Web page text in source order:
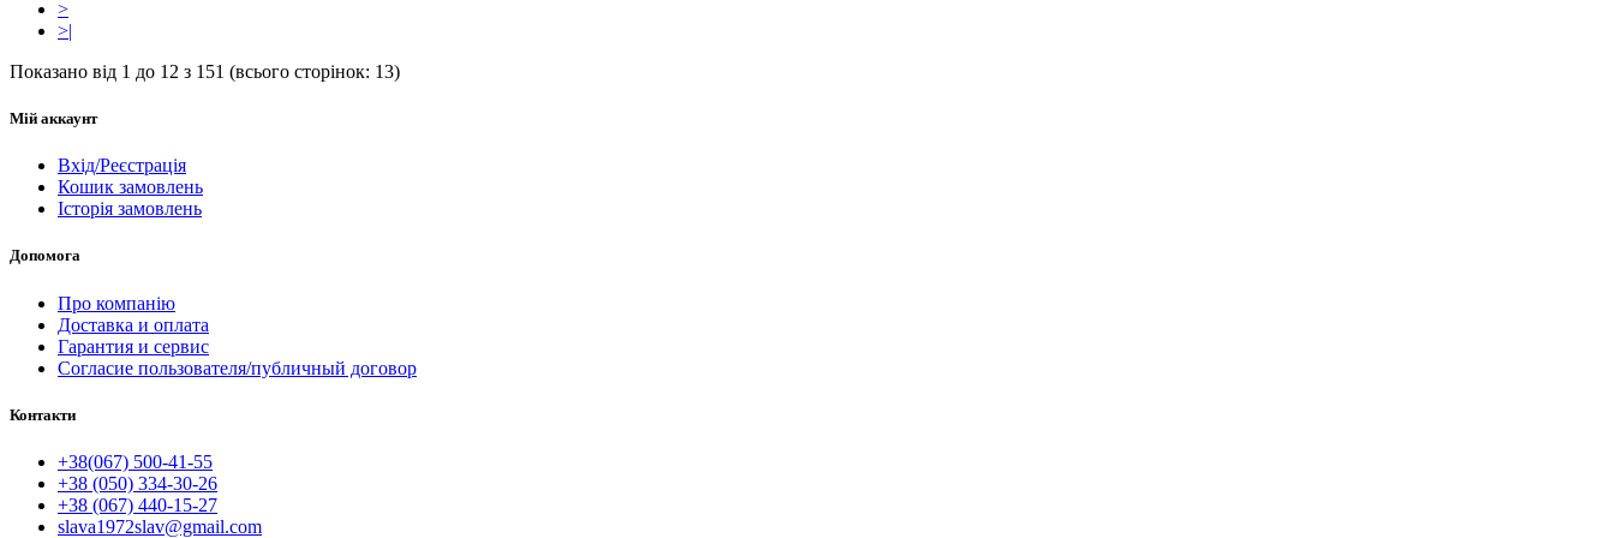
>
>|
Показано від 1 до 12 з 151 (всього сторінок: 13)
Мій аккаунт
Вхід/Реєстрація
Кошик замовлень
Історія замовлень
Допомога
Про компанію
Доставка и оплата
Гарантия и сервис
Согласие пользователя/публичный договор
Контакти
+38(067) 500-41-55
+38 (050) 334-30-26
+38 (067) 440-15-27
slava1972slav@gmail.com